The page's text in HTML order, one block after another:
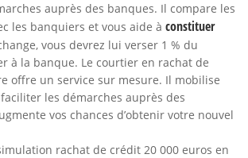
auprès des banques. Il compare les
les banquiers et vous aide à constituer
vous devrez lui verser 1 % du
à la banque. Le courtier en rachat de
offre un service sur mesure. Il mobilise
les démarches auprès des
vos chances d’obtenir votre nouvel
rachat de crédit 20 000 euros en